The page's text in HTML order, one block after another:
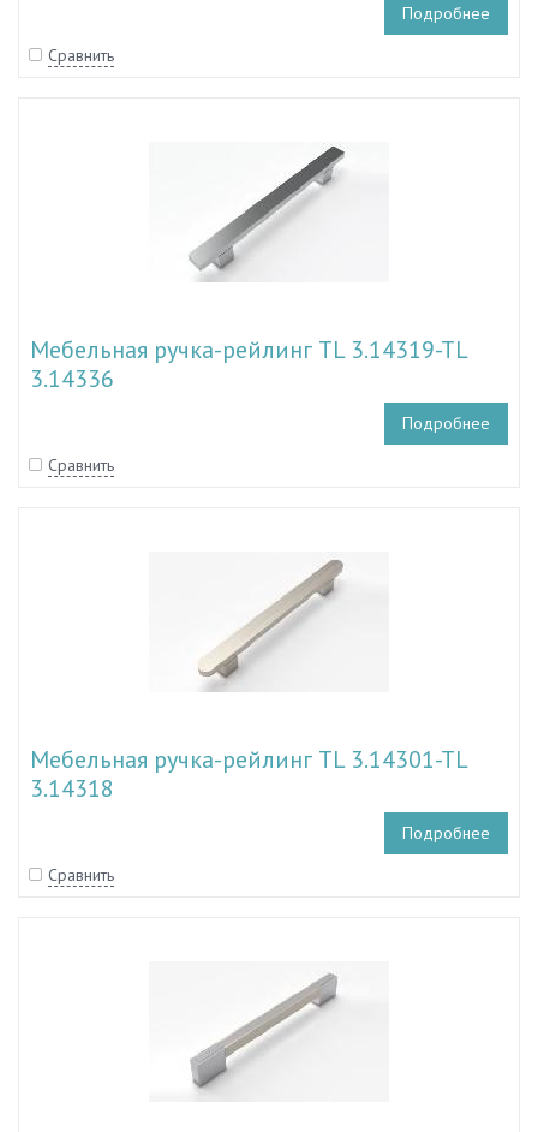
Подробнее
Сравнить
Мебельная ручка-рейлинг TL 3.14319-TL
3.14336
Подробнее
Сравнить
Мебельная ручка-рейлинг TL 3.14301-TL
3.14318
Подробнее
Сравнить